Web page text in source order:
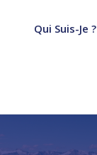
Qui Suis-Je ?